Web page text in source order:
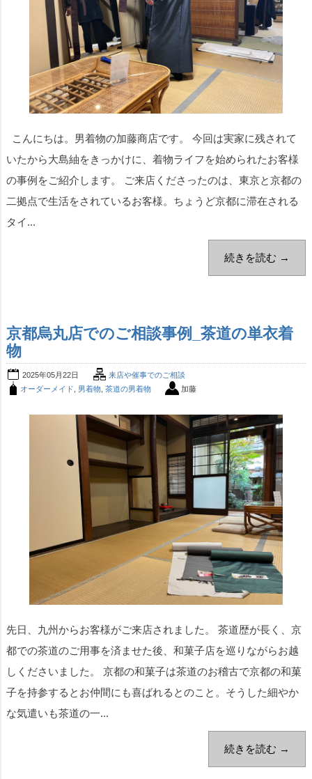
こんにちは。男着物の加藤商店です。 今回は実家に残されて
いたから大島紬をきっかけに、着物ライフを始められたお客様
の事例をご紹介します。 ご来店くださったのは、東京と京都の
二拠点で生活をされているお客様。ちょうど京都に滞在される
タイ...
続きを読む →
京都烏丸店でのご相談事例_茶道の単衣着
物
2025年05月22日
来店や催事でのご相談
オーダーメイド
男着物, 茶道の男着物 加藤
先日、九州からお客様がご来店されました。 茶道歴が長く、京
都での茶道のご用事を済ませた後、和菓子店を巡りながらお越
しくださいました。 京都の和菓子は茶道のお稽古で京都の和菓
子を持参するとお仲間にも喜ばれるとのこと。そうした細やか
な気遣いも茶道の一...
続きを読む →